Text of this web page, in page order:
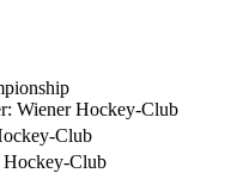
Wiener Hockey-Club
Club
Hockey-Club